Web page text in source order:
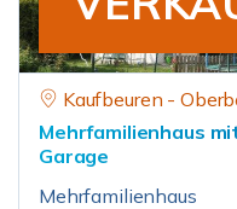
Kaufbeuren -
Mehrfamilienhaus
Garage
Mehrfamilienhaus